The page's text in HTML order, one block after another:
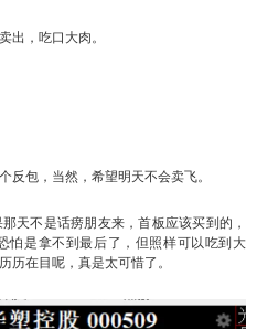
出，吃口大肉。
反包，当然，希望明天不会卖飞。
天不是话痨朋友来，首板应该买到的，
怕是拿不到最后了，但照样可以吃到大
历在目呢，真是太可惜了。